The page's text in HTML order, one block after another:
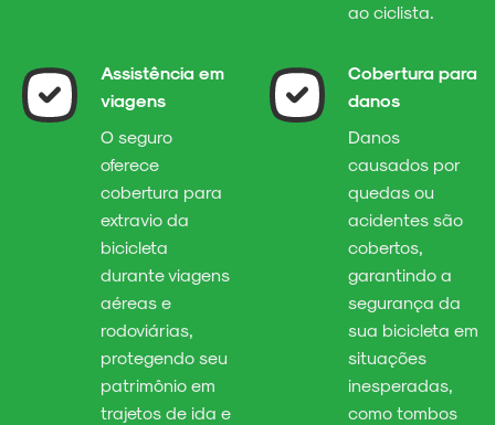
ao ciclista.
Assistência em
viagens
O seguro
oferece
cobertura para
extravio da
bicicleta
durante viagens
aéreas e
rodoviárias,
protegendo seu
patrimônio em
trajetos de ida e
Cobertura para
danos
Danos
causados por
quedas ou
acidentes são
cobertos,
garantindo a
segurança da
sua bicicleta em
situações
inesperadas,
como tombos